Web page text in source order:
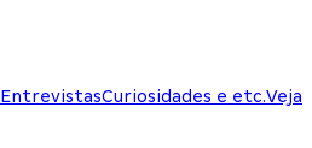
EntrevistasCuriosidades e etc.Veja